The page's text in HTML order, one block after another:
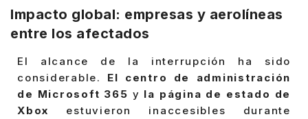
Impacto global: empresas y aerolíneas
entre los afectados
El alcance de la interrupción ha sido
considerable. El centro de administración
de Microsoft 365 y la página de estado de
Xbox
estuvieron inaccesibles durante